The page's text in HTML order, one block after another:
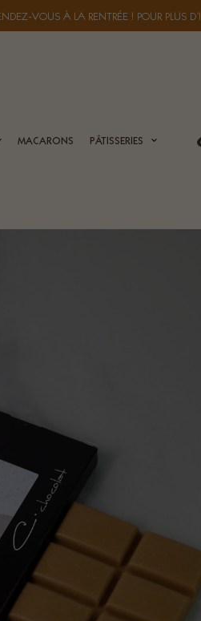
VOUS À LA RENTRÉE ! POUR PLUS
MACARONS PÂTISSERIES